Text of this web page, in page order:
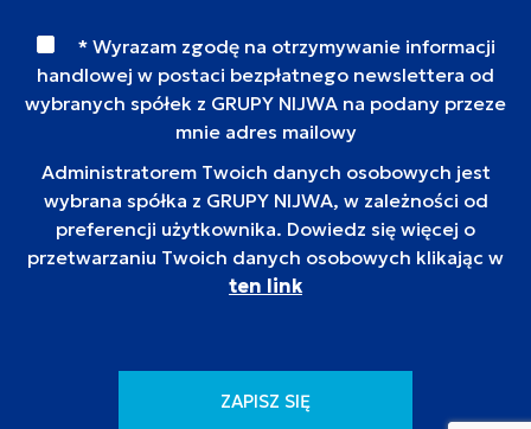
* Wyrazam zgodę na otrzymywanie informacji
handlowej w postaci bezpłatnego newslettera od
wybranych spółek z GRUPY NIJWA na podany przeze
mnie adres mailowy
Administratorem Twoich danych osobowych jest
wybrana spółka z GRUPY NIJWA, w zależności od
preferencji użytkownika. Dowiedz się więcej o
przetwarzaniu Twoich danych osobowych klikając w
ten link